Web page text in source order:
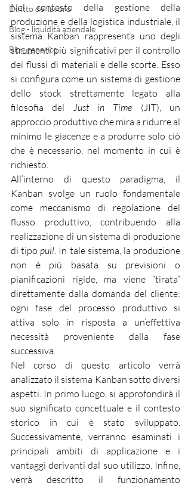
Diritto del lavoro
Blog - liquidità aziendale
Blog generico
Nel contesto della gestione della
produzione e della logistica industriale, il
sistema Kanban rappresenta uno degli
strumenti più significativi per il controllo
dei flussi di materiali e delle scorte. Esso
si configura come un sistema di gestione
dello stock strettamente legato alla
filosofia del Just in Time (JIT), un
approccio produttivo che mira a ridurre al
minimo le giacenze e a produrre solo ciò
che è necessario, nel momento in cui è
richiesto.
All’interno di questo paradigma, il
Kanban svolge un ruolo fondamentale
come meccanismo di regolazione del
flusso produttivo, contribuendo alla
realizzazione di un sistema di produzione
di tipo pull. In tale sistema, la produzione
non è più basata su previsioni o
pianificazioni rigide, ma viene “tirata”
direttamente dalla domanda del cliente:
ogni fase del processo produttivo si
attiva solo in risposta a un’effettiva
necessità proveniente dalla fase
successiva.
Nel corso di questo articolo verrà
analizzato il sistema Kanban sotto diversi
aspetti. In primo luogo, si approfondirà il
suo significato concettuale e il contesto
storico in cui è stato sviluppato.
Successivamente, verranno esaminati i
principali ambiti di applicazione e i
vantaggi derivanti dal suo utilizzo. Infine,
verrà descritto il funzionamento